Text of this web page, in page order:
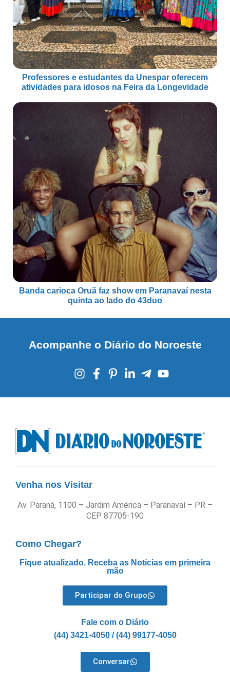
Professores e estudantes da Unespar oferecem
atividades para idosos na Feira da Longevidade
Banda carioca Oruã faz show em Paranavaí nesta
quinta ao lado do 43duo
Acompanhe o Diário do Noroeste
Venha nos Visitar
Av. Paraná, 1100 – Jardim América – Paranavaí – PR –
CEP 87705-190
Como Chegar?
Fique atualizado. Receba as Notícias em primeira
mão
Participar do Grupo
Fale com o Diário
(44) 3421-4050 / (44) 99177-4050
Conversar